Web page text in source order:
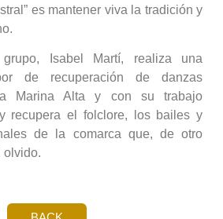
es mantener viva la tradición y
Isabel Martí, realiza una
de recuperación de danzas
Marina Alta y con su trabajo
recupera el folclore, los bailes y
de la comarca que, de otro
olvido.